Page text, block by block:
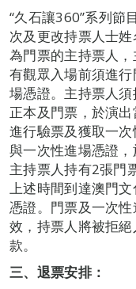
“久石讓360”系列節
次及更改持票人士
為門票的主持票人
有觀眾入場前須進
場憑證。主持票人
正本及門票，於演
進行驗票及獲取一
與一次性進場憑證
主持票人持有2張門
上述時間到達澳門
憑證。門票及一次
效，持票人將被拒
款。
三、退票安排：